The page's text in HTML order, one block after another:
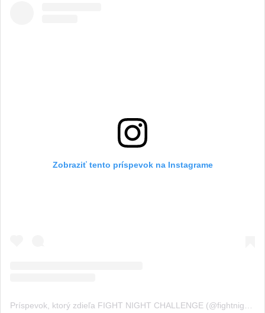
Zobraziť tento príspevok na Instagrame